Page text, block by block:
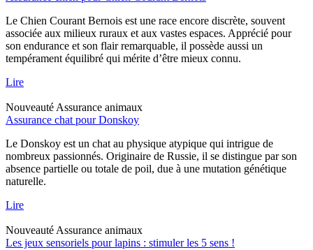
Le Chien Courant Bernois est une race encore discrète, souvent
associée aux milieux ruraux et aux vastes espaces. Apprécié pour
son endurance et son flair remarquable, il possède aussi un
tempérament équilibré qui mérite d’être mieux connu.
Lire
Nouveauté Assurance animaux
Assurance chat pour Donskoy
Le Donskoy est un chat au physique atypique qui intrigue de
nombreux passionnés. Originaire de Russie, il se distingue par son
absence partielle ou totale de poil, due à une mutation génétique
naturelle.
Lire
Nouveauté Assurance animaux
Les jeux sensoriels pour lapins : stimuler les 5 sens !